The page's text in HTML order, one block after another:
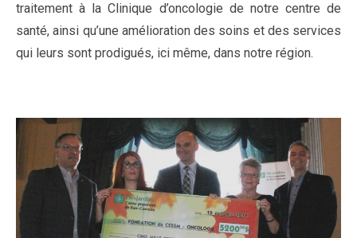
traitement à la Clinique d’oncologie de notre centre de
santé, ainsi qu’une amélioration des soins et des services
qui leurs sont prodigués, ici même, dans notre région.